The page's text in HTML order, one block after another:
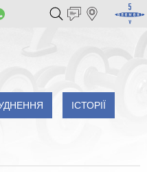
WhatsApp
ІСТОРІЇ